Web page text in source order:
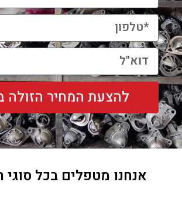
להצעת המחיר הזולה
אנחנו מטפלים בכל סוגי